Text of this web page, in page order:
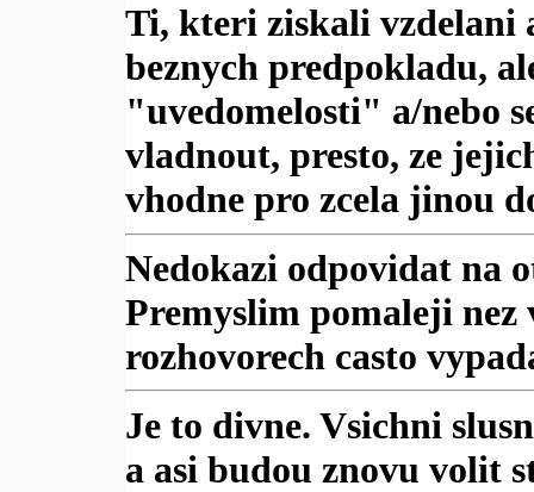
Ti, kteri ziskali vzdelani
beznych predpokladu,
"uvedomelosti" a/nebo
vladnout, presto, ze
vhodne pro zcela jinou
Nedokazi odpovidat na
Premyslim pomaleji
rozhovorech casto
Je to divne. Vsichni
a asi budou znovu volit